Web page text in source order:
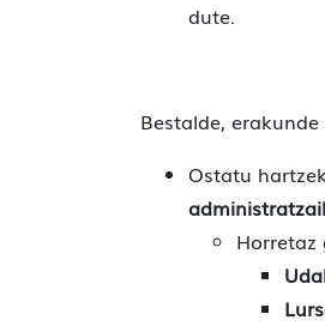
dute.
Bestalde,
Ostatu
Horretaz